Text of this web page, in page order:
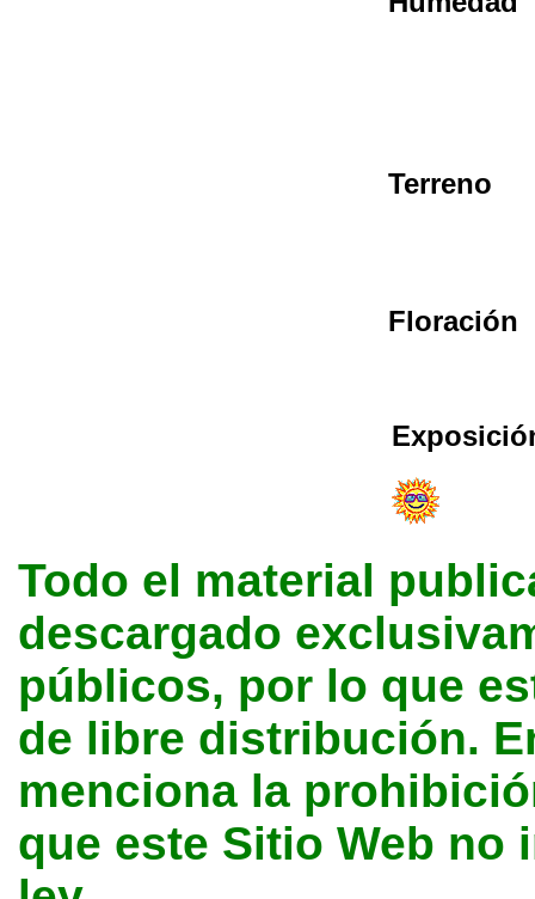
Terreno
Floración
Todo el material
descargado
públicos, por lo que
de libre distribución.
menciona la
que este Sitio Web no